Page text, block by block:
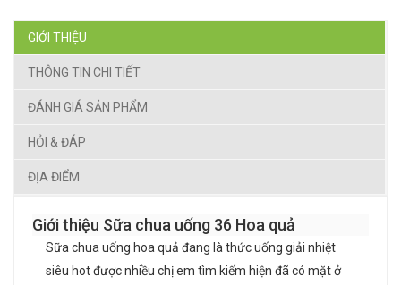
GIỚI THIỆU
THÔNG TIN CHI TIẾT
ĐÁNH GIÁ SẢN PHẨM
HỎI & ĐÁP
ĐỊA ĐIỂM
Giới thiệu Sữa chua uống 36 Hoa quả
Sữa chua uống hoa quả đang là thức uống giải nhiệt
siêu hot được nhiều chị em tìm kiếm hiện đã có mặt ở